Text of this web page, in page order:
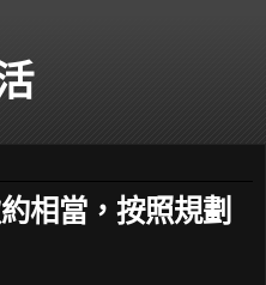
相當，按照規劃